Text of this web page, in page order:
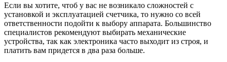
Если вы хотите, чтоб у вас не возникало сложностей с
установкой и эксплуатацией счетчика, то нужно со всей
ответственности подойти к выбору аппарата. Большинство
специалистов рекомендуют выбирать механические
устройства, так как электроника часто выходит из строя, и
платить вам придется в два раза больше.